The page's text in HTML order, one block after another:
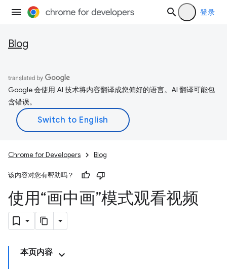
登录
Blog
Google 会使用 AI 技术将内容翻译成您偏好的语言。AI 翻译可能包
含错误。
Chrome for Developers Blog
该内容对您有帮助吗？
使用“画中画”模式观看视频
本页内容